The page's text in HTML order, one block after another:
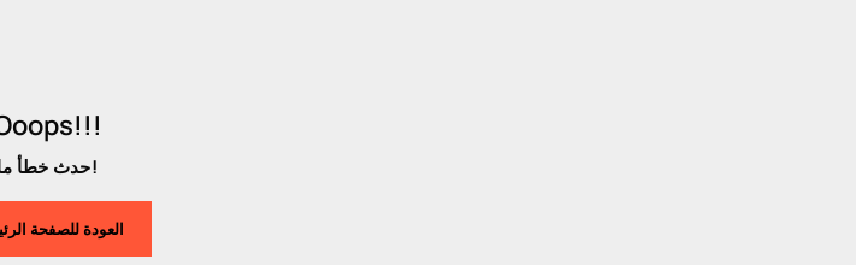
حدث خطأ ما!
العودة للصفحة